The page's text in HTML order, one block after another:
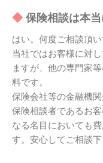
保険相談は本
はい。何度ご相談頂
当社ではお客様に対
ますが、他の専門家
料です。
保険会社等の金融機
保険相談者であるお
なる名目においても
す。安心してご相談下